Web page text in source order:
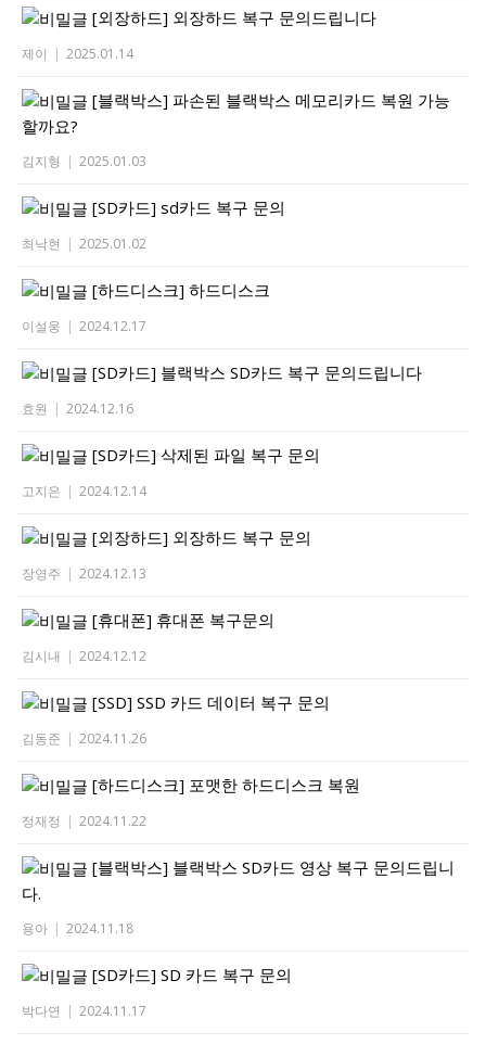
[외장하드] 외장하드 복구 문의드립니다
제이 2025.01.14
[블랙박스] 파손된 블랙박스 메모리카드 복원 가능
할까요?
김지형 2025.01.03
[SD카드] sd카드 복구 문의
최낙현 2025.01.02
[하드디스크] 하드디스크
이설웅 2024.12.17
[SD카드] 블랙박스 SD카드 복구 문의드립니다
효원 2024.12.16
[SD카드] 삭제된 파일 복구 문의
고지은 2024.12.14
[외장하드] 외장하드 복구 문의
장영주 2024.12.13
[휴대폰] 휴대폰 복구문의
김시내 2024.12.12
[SSD] SSD 카드 데이터 복구 문의
김동준 2024.11.26
[하드디스크] 포맷한 하드디스크 복원
정재정 2024.11.22
[블랙박스] 블랙박스 SD카드 영상 복구 문의드립니
다.
용아 2024.11.18
[SD카드] SD 카드 복구 문의
박다연 2024.11.17